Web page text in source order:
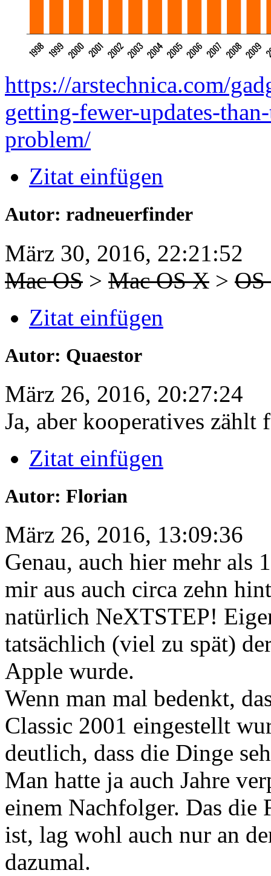
https://arstechnica.com/
getting-fewer-updates-
problem/
Zitat einfügen
Autor: radneuerfinder
März 30, 2016, 22:21:52
Mac OS > Mac OS X >
Zitat einfügen
Autor: Quaestor
März 26, 2016, 20:27:24
Ja, aber kooperatives
Zitat einfügen
Autor: Florian
März 26, 2016, 13:09:36
Genau, auch hier mehr als
mir aus auch circa zehn
natürlich NeXTSTEP!
tatsächlich (viel zu spät)
Apple wurde.
Wenn man mal bedenkt,
Classic 2001 eingestellt
deutlich, dass die Dinge
Man hatte ja auch Jahre
einem Nachfolger. Das die
ist, lag wohl auch nur an
dazumal.